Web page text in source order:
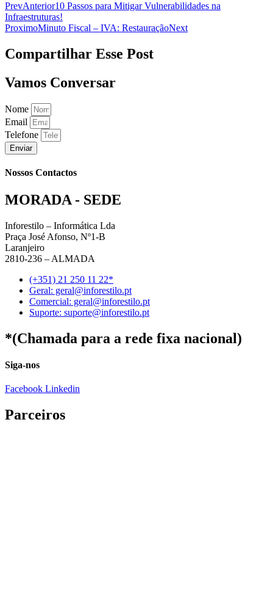
PrevAnterior10 Passos para Mitigar Vulnerabilidades na
Infraestruturas!
ProximoMinuto Fiscal – IVA: RestauraçãoNext
Compartilhar Esse Post
Vamos Conversar
Nome
Email
Telefone
Enviar
Nossos Contactos
MORADA - SEDE
Inforestilo – Informática Lda
Praça José Afonso, Nº1-B
Laranjeiro
2810-236 – ALMADA
(+351) 21 250 11 22*
Geral: geral@inforestilo.pt
Comercial: geral@inforestilo.pt
Suporte: suporte@inforestilo.pt
*(Chamada para a rede fixa nacional)
Siga-nos
Facebook Linkedin
Parceiros